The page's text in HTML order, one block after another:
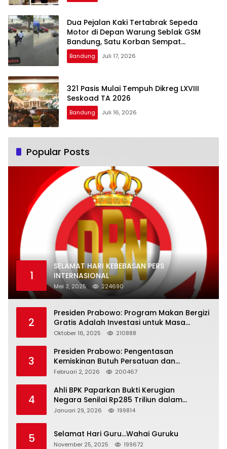
Dua Pejalan Kaki Tertabrak Sepeda
Motor di Depan Warung Seblak GSM
Bandung, Satu Korban Sempat
Mengalami Kejang
Bandung Juli 17, 2026
321 Pasis Mulai Tempuh Dikreg LXVIII
Seskoad TA 2026
Bandung Juli 16, 2026
Popular Posts
1
SELAMAT HARI KEBEBASAN PERS
INTERNASIONAL
Mei 3, 2025 224690
2
Presiden Prabowo: Program Makan Bergizi
Gratis Adalah Investasi untuk Masa
Depan Bangsa
Oktober 16, 2025 210888
3
Presiden Prabowo: Pengentasan
Kemiskinan Butuh Persatuan dan
Kepemimpinan yang Bertanggung Jawab
Februari 2, 2026 200467
4
Ahli BPK Paparkan Bukti Kerugian
Negara Senilai Rp285 Triliun dalam
Persidangan Korupsi PT Pertamina
Januari 29, 2026 199814
5 Selamat Hari Guru…Wahai Guruku
November 25, 2025 199672